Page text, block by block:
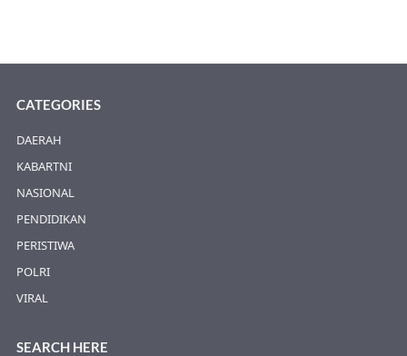
CATEGORIES
DAERAH
KABARTNI
NASIONAL
PENDIDIKAN
PERISTIWA
POLRI
VIRAL
SEARCH HERE